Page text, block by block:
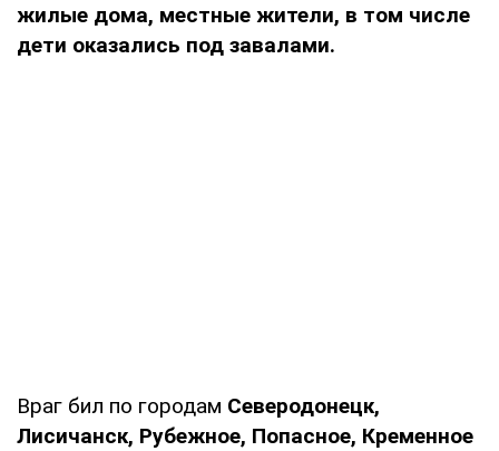
жилые дома, местные жители, в том числе
дети оказались под завалами.
Враг бил по городам Северодонецк,
Лисичанск, Рубежное, Попасное, Кременное